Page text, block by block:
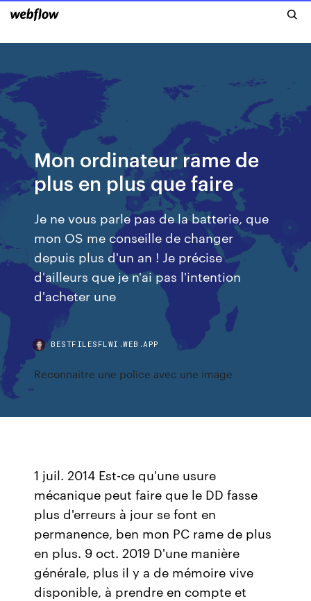
Mon ordinateur rame de
plus en plus que faire
Je ne vous parle pas de la batterie, que
mon OS me conseille de changer
depuis plus d'un an ! Je précise
d'ailleurs que je n'ai pas l'intention
d'acheter une
BESTFILESFLWI.WEB.APP
Reconnaitre une police avec une image
1 juil. 2014 Est-ce qu'une usure
mécanique peut faire que le DD fasse
plus d'erreurs à jour se font en
permanence, ben mon PC rame de plus
en plus. 9 oct. 2019 D'une manière
générale, plus il y a de mémoire vive
disponible, à prendre en compte et